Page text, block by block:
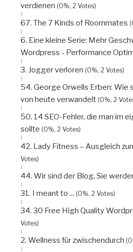
verdienen (0%, 2 Votes)
67. The 7 Kinds of Roommates
6. Eine kleine Serie: Mehr
Wordpress - Performance
3. Jogger verloren (0%, 2 Votes)
54. George Orwells Erben: Wie
von heute verwandelt (0%, 2
50. 14 SEO-Fehler, die man im
sollte (0%, 2 Votes)
42. Lady Fitness – Ausgleich
Votes)
44. Wir sind der Blog, Sie
31. I meant to ... (0%, 2 Votes)
34. 30 Free High Quality
Votes)
2. Wellness für zwischendurch